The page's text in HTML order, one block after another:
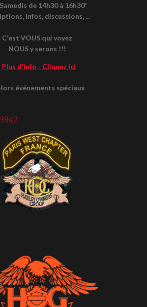
de 14h30 à 16h30*
infos, discussions, ...
C'est VOUS qui voyez
NOUS y serons !!!
Plus d'info - Cliquez ici
événements spéciaux